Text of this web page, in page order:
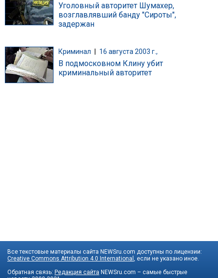
Уголовный авторитет Шумахер,
возглавлявший банду "Сироты",
задержан
Криминал 16 августа 2003 г.,
В подмосковном Клину убит
криминальный авторитет
Все текстовые материалы сайта NEWSru.com доступны по лицензии:
Creative Commons Attribution 4.0 International , если не указано иное.
Обратная связь: Редакция сайта NEWSru.com – самые быстрые